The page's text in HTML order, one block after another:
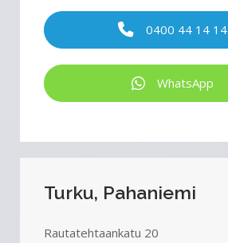
0400 44 14 14
WhatsApp
Turku, Pahaniemi
Rautatehtaankatu 20